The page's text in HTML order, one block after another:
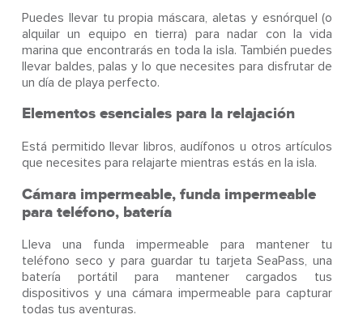
Puedes llevar tu propia máscara, aletas y esnórquel (o
alquilar un equipo en tierra) para nadar con la vida
marina que encontrarás en toda la isla. También puedes
llevar baldes, palas y lo que necesites para disfrutar de
un día de playa perfecto.
Elementos esenciales para la relajación
Está permitido llevar libros, audífonos u otros artículos
que necesites para relajarte mientras estás en la isla.
Cámara impermeable, funda impermeable
para teléfono, batería
Lleva una funda impermeable para mantener tu
teléfono seco y para guardar tu tarjeta SeaPass, una
batería portátil para mantener cargados tus
dispositivos y una cámara impermeable para capturar
todas tus aventuras.